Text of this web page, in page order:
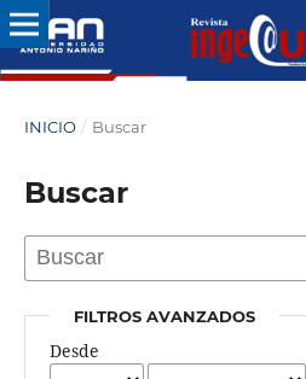
INICIO / Buscar
Buscar
FILTROS AVANZADOS
Desde